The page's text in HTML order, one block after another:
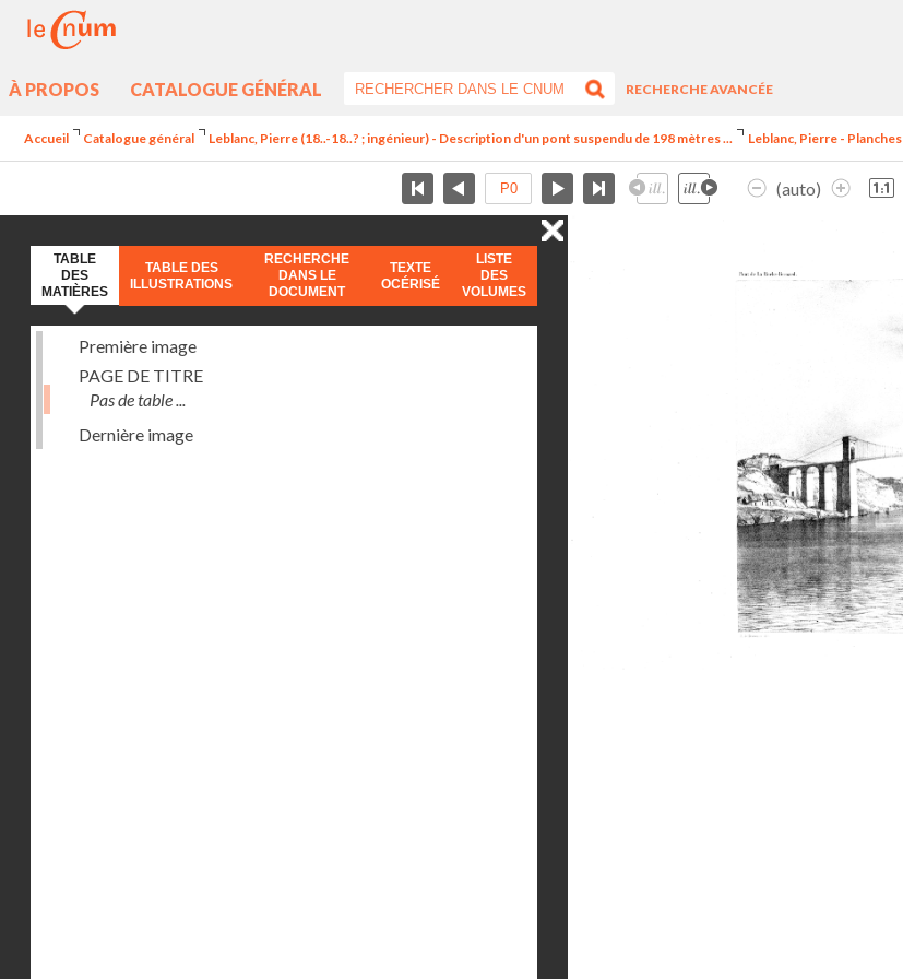
À PROPOS CATALOGUE GÉNÉRAL
RECHERCHE AVANCÉE
Accueil Catalogue général Leblanc, Pierre (18..-18..? ; ingénieur) - Description d'un pont suspendu de 198 mètres ... Leblanc, Pierre - Planches
(auto)
TABLE
DES
MATIÈRES
TABLE DES
ILLUSTRATIONS
RECHERCHE
DANS LE
DOCUMENT
TEXTE
OCÉRISÉ
LISTE
DES
VOLUMES
Première image
PAGE DE TITRE
Pas de table ...
Dernière image